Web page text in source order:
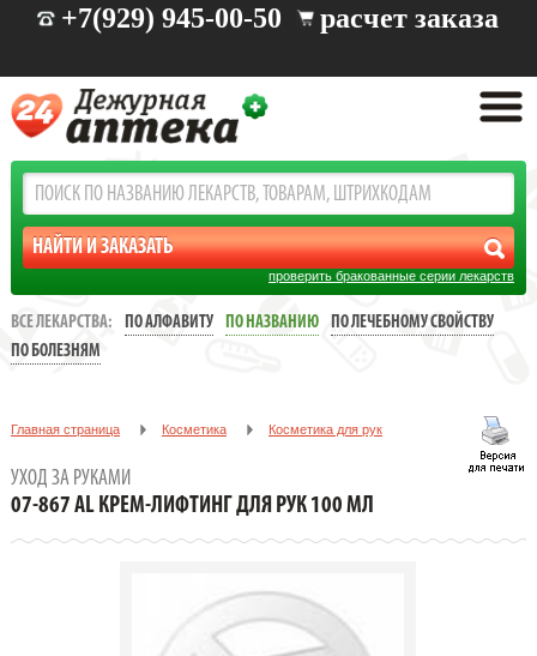
+7(929) 945-00-50 расчет заказа
проверить бракованные серии лекарств
ВСЕ ЛЕКАРСТВА: ПО АЛФАВИТУ ПО НАЗВАНИЮ
ПО ЛЕЧЕБНОМУ СВОЙСТВУ
ПО БОЛЕЗНЯМ
Главная страница Косметика Косметика для рук
УХОД ЗА РУКАМИ
07-867 AL КРЕМ-ЛИФТИНГ ДЛЯ РУК 100 МЛ